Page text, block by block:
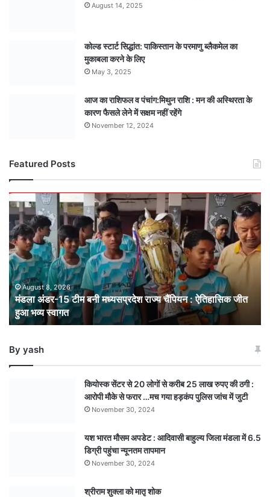
August 14, 2025
कोल्ड स्टार्ट सिद्धांत: पाकिस्तान के परमाणु ब्लैकमेल का
मुकाबला करने के लिए
May 3, 2025
आज का राशिफल व पंचांग:मिथुन राशि : मन की अस्थिरता के
कारण फैसले लेने में सक्षम नहीं रहेंगे
November 12, 2024
Featured Posts
अंडर-15
टीम
बनी
मध्यसप्रदेश
राज्य
चैंपियन
: ऐतिहासिक
जीत
हुआ
भव्य
August 8, 2026
मंडला अंडर-15 टीम बनी मध्यसप्रदेश राज्य चैंपियन : ऐतिहासिक जीत
हुआ भव्य स्वागत
By yash
कियोस्क सेंटर से 20 लोगों से करीब 25 लाख रुपए की ठगी :
आरोपी मौके से फरार …मच गया हड़कंप पुलिस जांच में जुटी
November 30, 2024
यश भारत मौसम अपडेट : आदिवासी बाहुल्य जिला मंडला में 6.5
डिग्री पहुंचा न्यूनतम तापमान
November 30, 2024
श्रीराम शुक्ला को मातृ शोक